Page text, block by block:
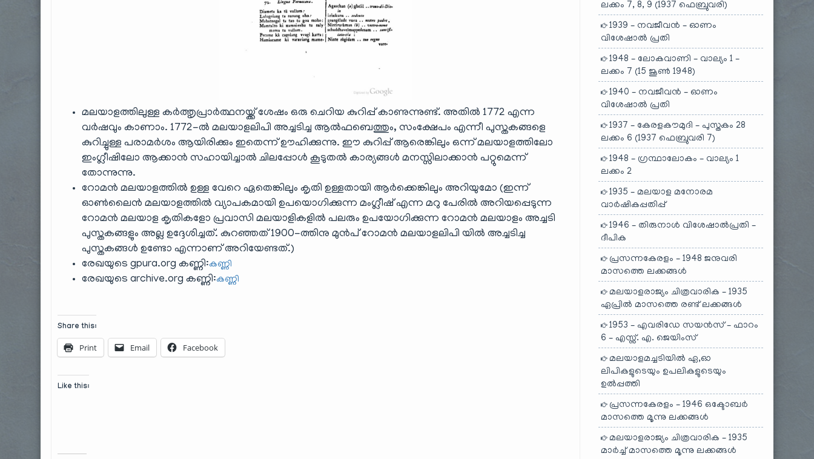
മലയാളത്തിലുള്ള കർത്തൃപ്രാർത്ഥനയ്ക്ക് ശേഷം ഒരു ചെറിയ കുറിപ്പ് കാണുന്നുണ്ട്. അതിൽ 1772 എന്ന
വർഷവും കാണാം. 1772-ൽ മലയാളലിപി അച്ചടിച്ച ആൽഫബെത്തും, സംക്ഷേപം എന്നീ പുസ്തകങ്ങളെ
കുറിച്ചുള്ള പരാമർശം ആയിരിക്കും ഇതെന്ന് ഊഹിക്കുന്നു. ഈ കുറിപ്പ് ആരെങ്കിലും ഒന്ന് മലയാളത്തിലോ
ഇംഗ്ലീഷിലോ ആക്കാൻ സഹായിച്ചാൽ ചിലപ്പോൾ കൂടുതൽ കാര്യങ്ങൾ മനസ്സിലാക്കാൻ പറ്റുമെന്ന്
തോന്നുന്നു.
റോമൻ മലയാളത്തിൽ ഉള്ള വേറെ ഏതെങ്കിലും കൃതി ഉള്ളതായി ആർക്കെങ്കിലും അറിയുമോ (ഇന്ന്
ഓൺലൈൻ മലയാളത്തിൽ വ്യാപകമായി ഉപയൊഗിക്കുന്ന മംഗ്ലീഷ് എന്ന മറു പേരിൽ അറിയപ്പെടുന്ന
റോമൻ മലയാള കൃതികളോ പ്രവാസി മലയാളികളിൽ പലരും ഉപയോഗിക്കുന്ന റോമൻ മലയാളം അച്ചടി
പുസ്തകങ്ങളും അല്ല ഉദ്ദേശിച്ചത്. കുറഞ്ഞത് 1900-ത്തിനു മുൻപ് റോമൻ മലയാളലിപി യിൽ അച്ചടിച്ച
പുസ്തകങ്ങൾ ഉണ്ടോ എന്നാണ് അറിയേണ്ടത്.)
രേഖയുടെ gpura.org കണ്ണി:കണ്ണി
രേഖയുടെ archive.org കണ്ണി:കണ്ണി
Share this:
Print Email Facebook
Like this:
ലക്കം 7, 8, 9 (1937 ഫെബ്രുവരി)
1939 – നവജീവൻ – ഓണം
വിശേഷാൽ പ്രതി
1948 – ലോകവാണി – വാല്യം 1 –
ലക്കം 7 (15 ജൂൺ 1948)
1940 – നവജീവൻ – ഓണം
വിശേഷാൽ പ്രതി
1937 – കേരളകൗമുദി – പുസ്തകം 28
ലക്കം 6 (1937 ഫെബ്രുവരി 7)
1948 – ഗ്രന്ഥാലോകം – വാല്യം 1
ലക്കം 2
1935 – മലയാള മനോരമ
വാർഷികപ്പതിപ്പ്
1946 – തിരുനാൾ വിശേഷാൽപ്രതി –
ദീപിക
പ്രസന്നകേരളം – 1948 ജനുവരി
മാസത്തെ ലക്കങ്ങൾ
മലയാളരാജ്യം ചിത്രവാരിക – 1935
ഏപ്രിൽ മാസത്തെ രണ്ട് ലക്കങ്ങൾ
1953 – എവരിഡേ സയൻസ് – ഫാറം
6 – എസ്സ്. എ. ജെയിംസ്
മലയാളമച്ചടിയിൽ ഏ,ഓ
ലിപികളുടെയും ഉപലികളുടെയും
ഉൽപ്പത്തി
പ്രസന്നകേരളം – 1946 ഒക്ടോബർ
മാസത്തെ മൂന്നു ലക്കങ്ങൾ
മലയാളരാജ്യം ചിത്രവാരിക – 1935
മാർച്ച് മാസത്തെ മൂന്നു ലക്കങ്ങൾ